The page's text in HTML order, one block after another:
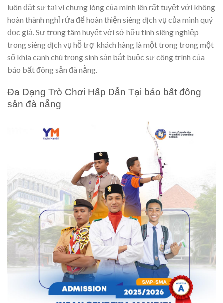
luôn đặt sự tại vì chưng lòng của mình lên rất tuyệt với không
hoàn thành nghỉ rứa để hoàn thiện siêng dịch vụ của mình quý
đọc giả. Sự trọng tâm huyết với sở hữu tính siêng nghiệp
trong siêng dịch vụ hỗ trợ khách hàng là một trong trong một
số khía cạnh chú trọng sinh sản bắt buộc sự công trình của
báo bất đông sản đà nẵng.
Đa Dạng Trò Chơi Hấp Dẫn Tại báo bất đông
sản đà nẵng